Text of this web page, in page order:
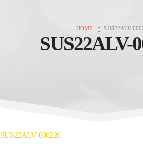
HOME SUS22ALV-
SUS22ALV-
SUS22ALV-000220